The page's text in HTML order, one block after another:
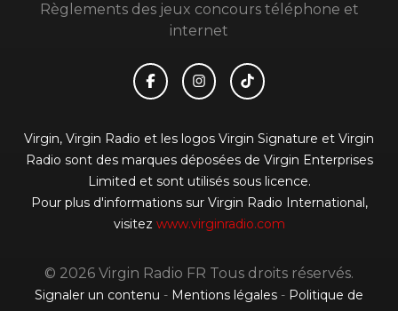
Règlements des jeux concours téléphone et
internet
Virgin, Virgin Radio et les logos Virgin Signature et Virgin
Radio sont des marques déposées de Virgin Enterprises
Limited et sont utilisés sous licence.
Pour plus d'informations sur Virgin Radio International,
visitez www.virginradio.com
© 2026 Virgin Radio FR Tous droits réservés.
Signaler un contenu - Mentions légales - Politique de